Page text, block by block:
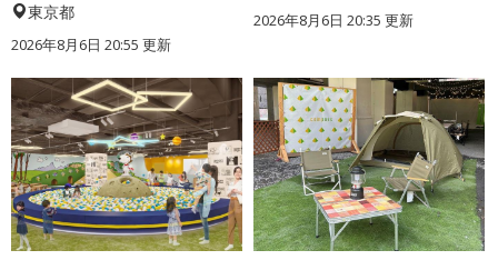
東京都
2026年8月6日 20:55 更新
2026年8月6日 20:35 更新